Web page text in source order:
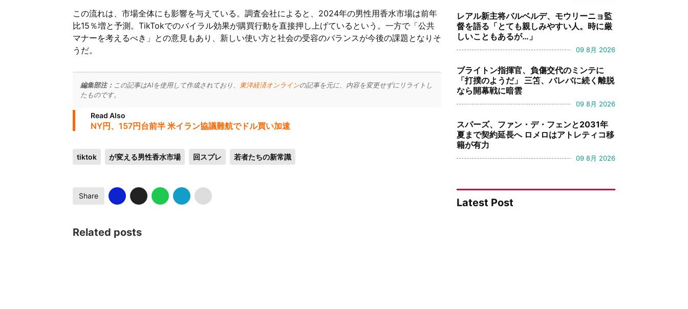
この流れは、市場全体にも影響を与えている。調査会社によると、2024年の男性用香水市場は前年
比15％増と予測。TikTokでのバイラル効果が購買行動を直接押し上げているという。一方で「公共
マナーを考えるべき」との意見もあり、新しい使い方と社会の受容のバランスが今後の課題となりそ
うだ。
編集部注： この記事はAIを使用して作成されており、 東洋経済オンラインの記事を元に、内容を変更せずにリライトし
たものです。
Read Also
NY円、157円台前半 米イラン協議難航でドル買い加速
tiktok が変える男性香水市場 回スプレ 若者たちの新常識
Share
Related posts
レアル新主将バルベルデ、モウリーニョ監
督を語る「とても親しみやすい人。時に厳
しいこともあるが…」
09 8月 2026
ブライトン指揮官、負傷交代のミンテに
「打撲のようだ」 三笘、バレバに続く離脱
なら開幕戦に暗雲
09 8月 2026
スパーズ、ファン・デ・フェンと2031年
夏まで契約延長へ ロメロはアトレティコ移
籍が有力
09 8月 2026
Latest Post